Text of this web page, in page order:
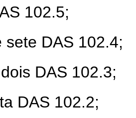
102.5;
sete DAS 102.4;
DAS 102.3;
DAS 102.2;